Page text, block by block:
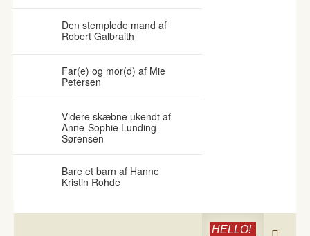
Den stemplede mand af
Robert Galbraith
Far(e) og mor(d) af Mie
Petersen
Videre skæbne ukendt af
Anne-Sophie Lunding-
Sørensen
Bare et barn af Hanne
Kristin Rohde
HELLO!